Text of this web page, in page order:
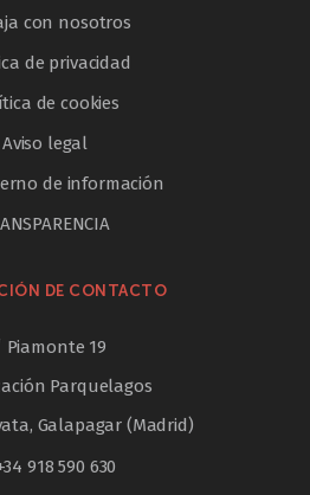
con nosotros
de privacidad
de cookies
Aviso legal
de información
DE CONTACTO
Piamonte 19
Parquelagos
Galapagar (Madrid)
918 590 630